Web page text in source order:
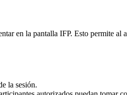
en la pantalla IFP. Esto permite
la sesión.